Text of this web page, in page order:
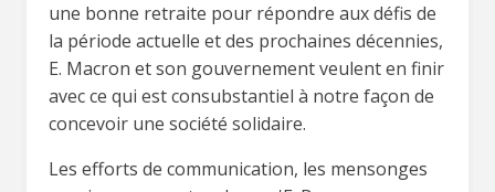
une bonne retraite pour répondre aux défis de
la période actuelle et des prochaines décennies,
E. Macron et son gouvernement veulent en finir
avec ce qui est consubstantiel à notre façon de
concevoir une société solidaire.
Les efforts de communication, les mensonges